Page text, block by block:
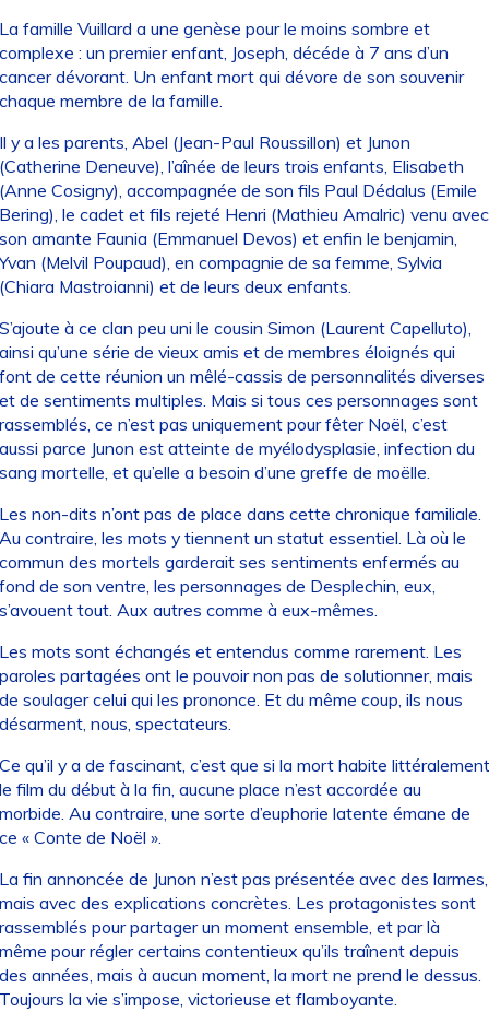
famille Vuillard a une genèse pour le moins sombre et
: un premier enfant, Joseph, décéde à 7 ans d’un
dévorant. Un enfant mort qui dévore de son souvenir
membre de la famille.
y a les parents, Abel (Jean-Paul Roussillon) et Junon
Deneuve), l’aînée de leurs trois enfants, Elisabeth
Cosigny), accompagnée de son fils Paul Dédalus (Emile
le cadet et fils rejeté Henri (Mathieu Amalric) venu avec
amante Faunia (Emmanuel Devos) et enfin le benjamin,
(Melvil Poupaud), en compagnie de sa femme, Sylvia
Mastroianni) et de leurs deux enfants.
à ce clan peu uni le cousin Simon (Laurent Capelluto),
qu’une série de vieux amis et de membres éloignés qui
de cette réunion un mêlé-cassis de personnalités diverses
de sentiments multiples. Mais si tous ces personnages sont
ce n’est pas uniquement pour fêter Noël, c’est
parce Junon est atteinte de myélodysplasie, infection du
mortelle, et qu’elle a besoin d’une greffe de moëlle.
non-dits n’ont pas de place dans cette chronique familiale.
contraire, les mots y tiennent un statut essentiel. Là où le
des mortels garderait ses sentiments enfermés au
de son ventre, les personnages de Desplechin, eux,
tout. Aux autres comme à eux-mêmes.
mots sont échangés et entendus comme rarement. Les
partagées ont le pouvoir non pas de solutionner, mais
soulager celui qui les prononce. Et du même coup, ils nous
nous, spectateurs.
qu’il y a de fascinant, c’est que si la mort habite littéralement
film du début à la fin, aucune place n’est accordée au
Au contraire, une sorte d’euphorie latente émane de
« Conte de Noël ».
fin annoncée de Junon n’est pas présentée avec des larmes,
avec des explications concrètes. Les protagonistes sont
pour partager un moment ensemble, et par là
pour régler certains contentieux qu’ils traînent depuis
années, mais à aucun moment, la mort ne prend le dessus.
la vie s’impose, victorieuse et flamboyante.